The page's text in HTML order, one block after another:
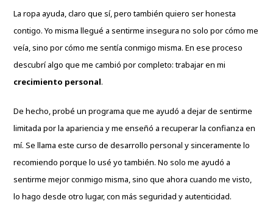
La ropa ayuda, claro que sí, pero también quiero ser honesta
contigo. Yo misma llegué a sentirme insegura no solo por cómo me
veía, sino por cómo me sentía conmigo misma. En ese proceso
descubrí algo que me cambió por completo: trabajar en mi
crecimiento personal.
De hecho, probé un programa que me ayudó a dejar de sentirme
limitada por la apariencia y me enseñó a recuperar la confianza en
mí. Se llamaeste curso de desarrollo personal y sinceramente lo
recomiendo porque lo usé yo también. No solo me ayudó a
sentirme mejor conmigo misma, sino que ahora cuando me visto,
lo hago desde otro lugar, con más seguridad y autenticidad.